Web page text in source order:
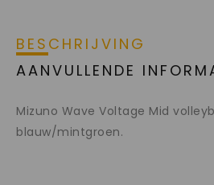
BESCHRIJVING
AANVULLENDE
Mizuno Wave Voltage Mid
blauw/mintgroen.